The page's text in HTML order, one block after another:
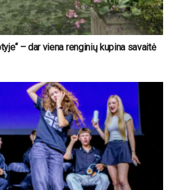
– dar viena renginių kupina savaitė